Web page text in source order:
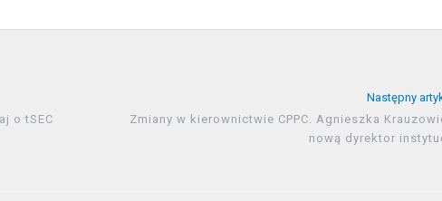
o tSEC
Następny
Zmiany w kierownictwie CPPC. Agnieszka
nową dyrektor